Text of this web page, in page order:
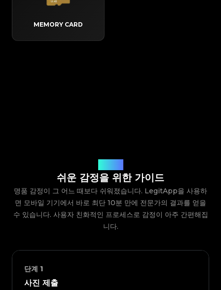
MEMORY CARD
쉬운 감정을 위한 가이드
명품 감정이 그 어느 때보다 쉬워졌습니다. LegitApp을 사용하
면 모바일 기기에서 바로 최단 10분 만에 전문가의 결과를 얻을
수 있습니다. 사용자 친화적인 프로세스로 감정이 아주 간편해집
니다.
단계 1
사진 제출